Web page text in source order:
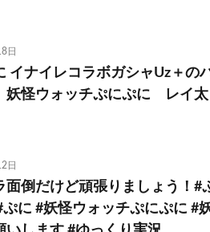
日
イナイレコラボガシャUz＋の
怪ウォッチぷにぷに レイ太
日
面倒だけど頑張りましょう！#
ぷに #妖怪ウォッチぷにぷに #